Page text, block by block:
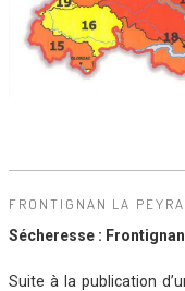
FRONTIGNAN LA
Sécheresse :
Suite à la publication